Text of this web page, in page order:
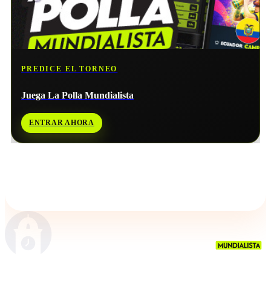
PREDICE EL TORNEO
Juega La Polla Mundialista
ENTRAR AHORA